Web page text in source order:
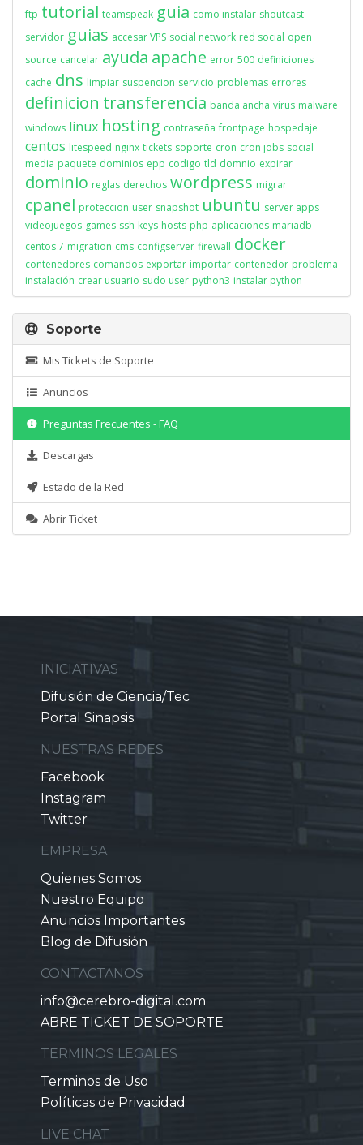
ftp tutorial teamspeak guia como instalar shoutcast
servidor guias accesar VPS social network red social open
source cancelar ayuda apache error 500 definiciones
cache dns limpiar suspencion servicio problemas errores
definicion transferencia banda ancha virus malware
windows linux hosting contraseña frontpage hospedaje
centos litespeed nginx tickets soporte cron cron jobs social
media paquete dominios epp codigo tld domnio expirar
dominio reglas derechos wordpress migrar
cpanel proteccion user snapshot ubuntu server apps
videojuegos games ssh keys hosts php aplicaciones mariadb
centos 7 migration cms configserver firewall docker
contenedores comandos exportar importar contenedor problema
instalación crear usuario sudo user python3 instalar python
Soporte
Mis Tickets de Soporte
Anuncios
Preguntas Frecuentes - FAQ
Descargas
Estado de la Red
Abrir Ticket
INICIATIVAS
Difusión de Ciencia/Tec
Portal Sinapsis
NUESTRAS REDES
Facebook
Instagram
Twitter
EMPRESA
Quienes Somos
Nuestro Equipo
Anuncios Importantes
Blog de Difusión
CONTACTANOS
info@cerebro-digital.com
ABRE TICKET DE SOPORTE
TERMINOS LEGALES
Terminos de Uso
Políticas de Privacidad
LIVE CHAT